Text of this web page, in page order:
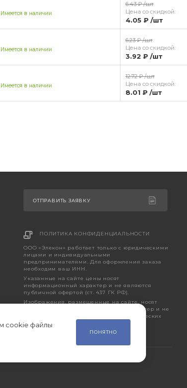
Имеется в наличии
6.43 ₽ /шт
Цена со скидкой:
4.05 ₽ /шт
Имеется в наличии
6.23 ₽ /шт
Цена со скидкой:
3.92 ₽ /шт
Имеется в наличии
12.72 ₽ /шт
Цена со скидкой:
8.01 ₽ /шт
ОТПРАВИТЬ ЗАЯВКУ
ПОЛИТИКА КОНФИДЕНЦИАЛЬНОСТИ
ООО «Элекон» работает только с юридическими
лицами и индивидуальными
предпринимателями. Для оформления заказа
необходим ваш ИНН.
Указанные на сайте цены носят
информационный характер и не являются
публичной офертой (ст. 437 ГК РФ).
Изображения, размещенные на сайте, носят
исключительно ознакомительный характер и не
являются точным отображением фактических
характеристик товара.
cookie файлы
ПОНЯТНО